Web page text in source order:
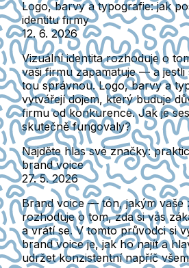
Logo, barvy a typografie: jak
identitu firmy
12. 6. 2026
Vizuální identita rozhoduje o
vaši firmu zapamatuje — a jestli
tou správnou. Logo, barvy a
vytvářejí dojem, který buduje
firmu od konkurence. Jak je
skutečně fungovaly?
Najděte hlas své značky:
brand voice
27. 5. 2026
Brand voice — tón, jakým
rozhoduje o tom, zda si vás
a vrátí se. V tomto průvodci si
brand voice je, jak ho najít a
udržet konzistentní napříč